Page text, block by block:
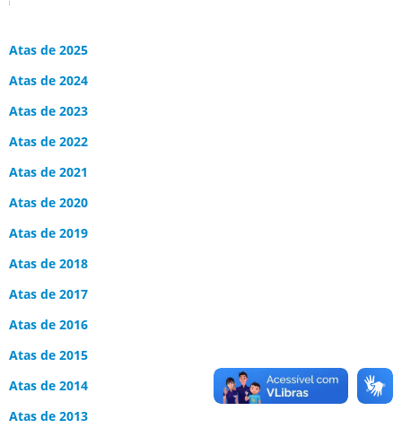
Atas de 2025
Atas de 2024
Atas de 2023
Atas de 2022
Atas de 2021
Atas de 2020
Atas de 2019
Atas de 2018
Atas de 2017
Atas de 2016
Atas de 2015
Atas de 2014
Atas de 2013